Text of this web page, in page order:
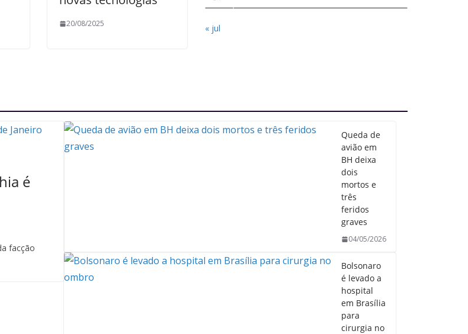
20/08/2025 « jul
é
facção
Queda de
avião em
BH deixa
dois
mortos e
três
feridos
graves
04/05/2026
Bolsonaro
é levado a
hospital
em Brasília
para
cirurgia no